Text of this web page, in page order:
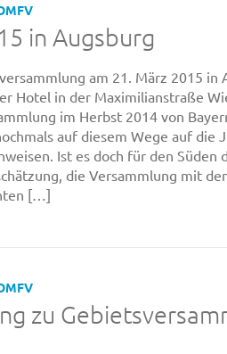
in Augsburg
am 21. März 2015 in
Hotel in der Maximilianstraße
im Herbst 2014 von
auf diesem Wege auf die
Ist es doch für den Süden
die Versammlung mit
[…]
zu